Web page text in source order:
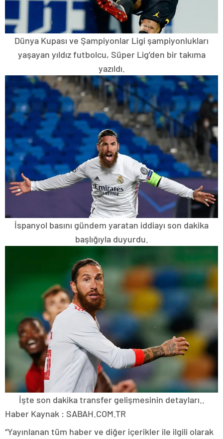
Dünya Kupası ve Şampiyonlar Ligi şampiyonlukları
yaşayan yıldız futbolcu, Süper Lig’den bir takıma
yazıldı.
İspanyol basını gündem yaratan iddiayı son dakika
başlığıyla duyurdu.
İşte son dakika transfer gelişmesinin detayları..
Haber Kaynak : SABAH.COM.TR
“Yayınlanan tüm haber ve diğer içerikler ile ilgili olarak